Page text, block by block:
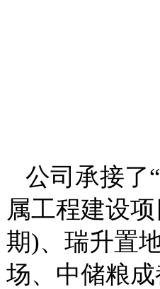
公司承接了
属工程建设
期)、瑞升置
场、中储粮